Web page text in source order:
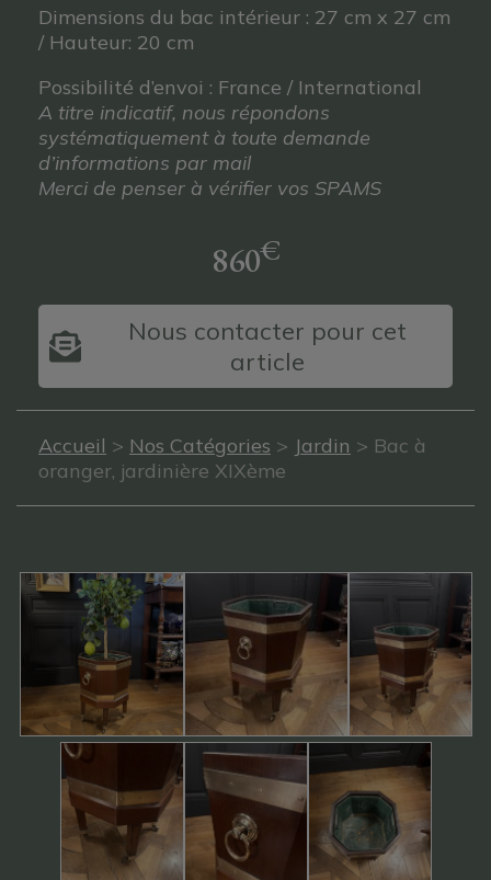
Dimensions du bac intérieur : 27 cm x 27 cm
/ Hauteur: 20 cm
Possibilité d’envoi : France / International
A titre indicatif, nous répondons
systématiquement à toute demande
d’informations par mail
Merci de penser à vérifier vos SPAMS
860€
Nous contacter pour cet
article
Accueil > Nos Catégories > Jardin > Bac à
oranger, jardinière XIXème